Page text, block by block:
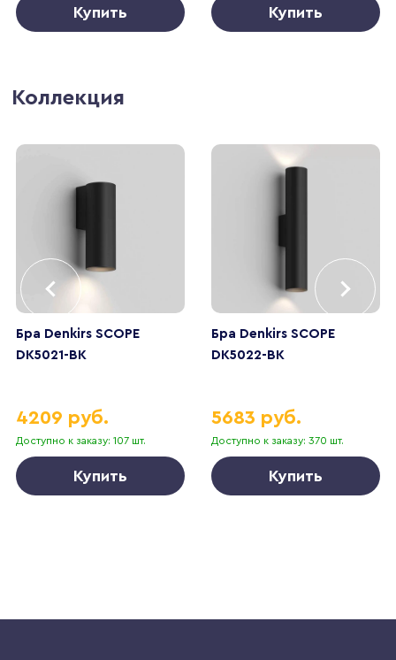
Купить Купить
Коллекция
Бра Denkirs SCOPE
DK5021-BK
Доступно к заказу: 107 шт.
4209 руб.
Купить
Бра Denkirs SCOPE
DK5022-BK
Доступно к заказу: 370 шт.
5683 руб.
Купить